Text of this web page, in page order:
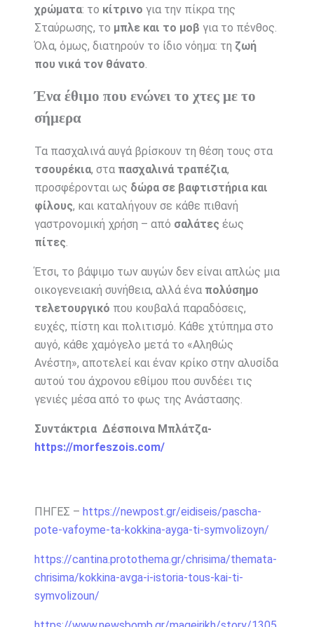
χρώματα: το κίτρινο για την πίκρα της
Σταύρωσης, το μπλε και το μοβ για το πένθος.
Όλα, όμως, διατηρούν το ίδιο νόημα: τη ζωή
που νικά τον θάνατο
Ένα έθιμο που ενώνει το χτες με το
σήμερα
Τα πασχαλινά αυγά βρίσκουν τη θέση τους στα
τσουρέκια, στα πασχαλινά τραπέζια,
προσφέρονται ως δώρα σε βαφτιστήρια και
φίλους, και καταλήγουν σε κάθε πιθανή
γαστρονομική χρήση – από σαλάτες έως
πίτες
Έτσι, το βάψιμο των αυγών δεν είναι απλώς μια
οικογενειακή συνήθεια, αλλά ένα πολύσημο
τελετουργικό που κουβαλά παραδόσεις,
ευχές, πίστη και πολιτισμό. Κάθε χτύπημα στο
αυγό, κάθε χαμόγελο μετά το «Αληθώς
Ανέστη», αποτελεί και έναν κρίκο στην αλυσίδα
αυτού του άχρονου εθίμου που συνδέει τις
γενιές μέσα από το φως της Ανάστασης.
Συντάκτρια Δέσποινα Μπλάτζα-
https://morfeszois.com/
ΠΗΓΕΣ – https://newpost.gr/eidiseis/pascha-
pote-vafoyme-ta-kokkina-ayga-ti-symvolizoyn/
https://cantina.protothema.gr/chrisima/themata-
chrisima/kokkina-avga-i-istoria-tous-kai-ti-
symvolizoun/